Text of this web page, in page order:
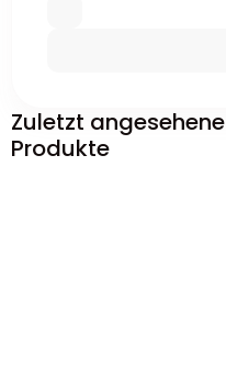
Zuletzt angesehene
Produkte